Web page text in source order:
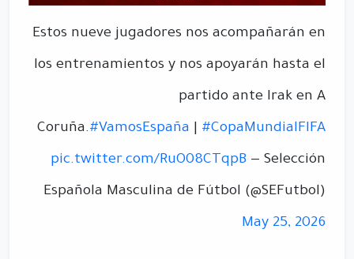
Estos nueve jugadores nos acompañarán en
los entrenamientos y nos apoyarán hasta el
partido ante Irak en A
Coruña.#VamosEspaña
#CopaMundialFIFA
pic.twitter.com/RuO08CTqpB — Selección
Española Masculina de Fútbol (@SEFutbol)
May 25, 2026